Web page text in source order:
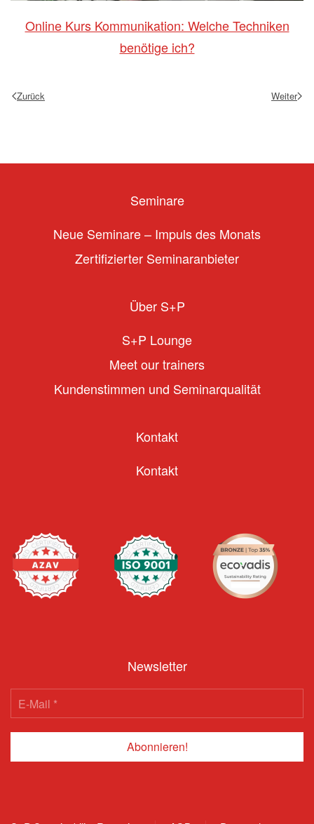
Online Kurs Kommunikation: Welche Techniken
benötige ich?
Zurück Weiter
Seminare
Neue Seminare – Impuls des Monats
Zertifizierter Seminaranbieter
Über S+P
S+P Lounge
Meet our trainers
Kundenstimmen und Seminarqualität
Kontakt
Kontakt
Newsletter